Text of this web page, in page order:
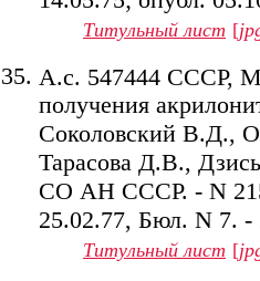
Титульный лист [
А.с. 547444 СССР,
получения
Соколовский В.Д.,
Тарасова Д.В.,
СО АН СССР. - N
25.02.77, Бюл. N 7. -
Титульный лист [